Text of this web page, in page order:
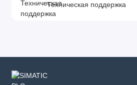
Техническая поддержка